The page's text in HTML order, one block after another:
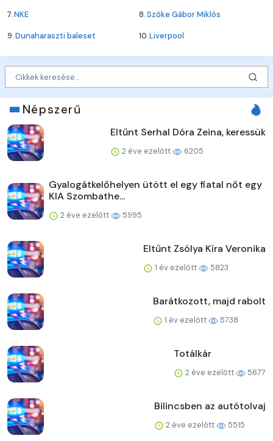
7.NKE 8.Szőke Gábor Miklós
9.Dunaharaszti baleset 10.Liverpool
Népszerű
Eltűnt Serhal Dóra Zeina, keressük
2 éve ezelőtt 6205
Gyalogátkelőhelyen ütött el egy fiatal nőt egy
KIA Szombathe...
2 éve ezelőtt 5995
Eltűnt Zsólya Kíra Veronika
1 év ezelőtt 5823
Barátkozott, majd rabolt
1 év ezelőtt 5738
Totálkár
2 éve ezelőtt 5677
Bilincsben az autótolvaj
2 éve ezelőtt 5515